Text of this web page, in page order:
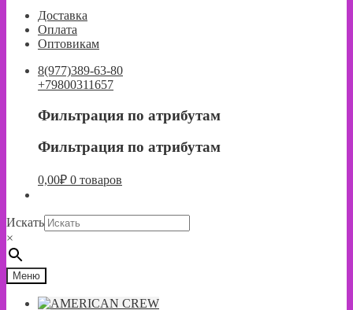
навигации
содержимому
Доставка
Оплата
Оптовикам
8(977)389-63-80
+79800311657
Фильтрация по атрибутам
Фильтрация по атрибутам
0,00₽ 0 товаров
Искать
×
Меню